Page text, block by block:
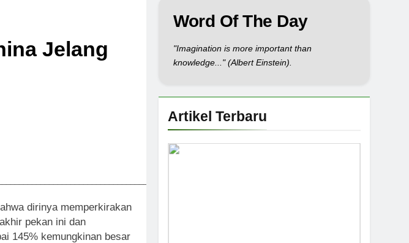
Jelang
dirinya memperkirakan
pekan ini dan
145% kemungkinan besar
Word Of The Day
"Imagination is more important than
knowledge..." (Albert Einstein).
Artikel Terbaru